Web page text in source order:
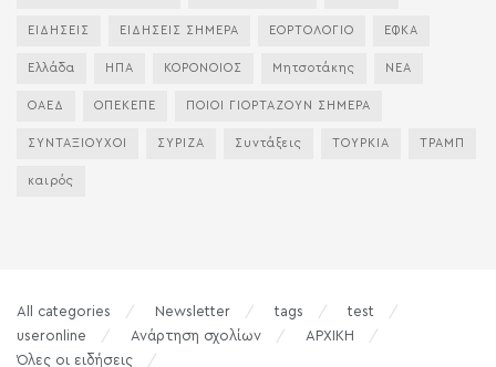
ΕΙΔΗΣΕΙΣ ΕΙΔΗΣΕΙΣ ΣΗΜΕΡΑ ΕΟΡΤΟΛΟΓΙΟ ΕΦΚΑ
Ελλάδα ΗΠΑ ΚΟΡΟΝΟΙΟΣ Μητσοτάκης ΝΕΑ
ΟΑΕΔ ΟΠΕΚΕΠΕ ΠΟΙΟΙ ΓΙΟΡΤΑΖΟΥΝ ΣΗΜΕΡΑ
ΣΥΝΤΑΞΙΟΥΧΟΙ ΣΥΡΙΖΑ Συντάξεις ΤΟΥΡΚΙΑ ΤΡΑΜΠ
καιρός
All categories Newsletter tags
test
useronline
Ανάρτηση σχολίων
ΑΡΧΙΚΗ
Όλες οι ειδήσεις